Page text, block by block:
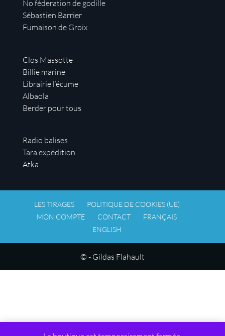
No féderation de godille
Sébastien Barrier
Fumaison de Groix
Clos Massotte
Billie marine
Librairie l’écume
Albaola
Berder pour tous
Radio balises
Tara expédition
Atka
LES TIRAGES
POLITIQUE DE COOKIES (UE)
MON COMPTE
CONTACT
FRANÇAIS
ENGLISH
© - Gildas Flahault